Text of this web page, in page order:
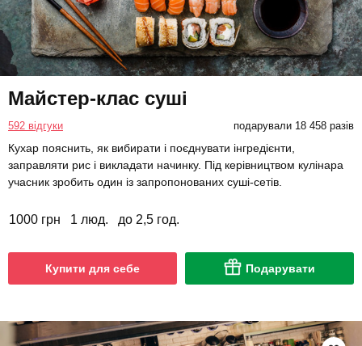
Майстер-клас суші
592 відгуки подарували 18 458 разів
Кухар пояснить, як вибирати і поєднувати інгредієнти,
заправляти рис і викладати начинку. Під керівництвом кулінара
учасник зробить один із запропонованих суші-сетів.
1000 грн 1 люд. до 2,5 год.
Купити для себе Подарувати